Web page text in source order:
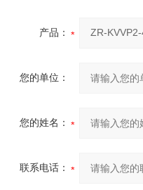
产品：
您的单位：
您的姓名：
联系电话：